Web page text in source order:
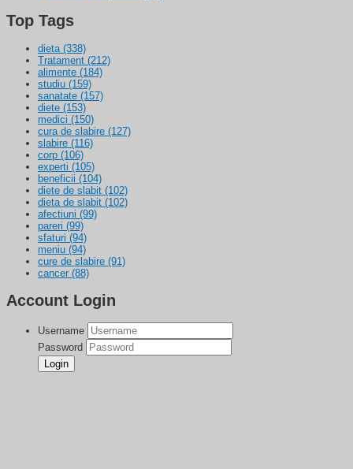
Top Tags
dieta (338)
Tratament (212)
alimente (184)
studiu (159)
sanatate (157)
diete (153)
medici (150)
cura de slabire (127)
slabire (116)
corp (106)
experti (105)
beneficii (104)
diete de slabit (102)
dieta de slabit (102)
afectiuni (99)
pareri (99)
sfaturi (94)
meniu (94)
cure de slabire (91)
cancer (88)
Account Login
Username
Password